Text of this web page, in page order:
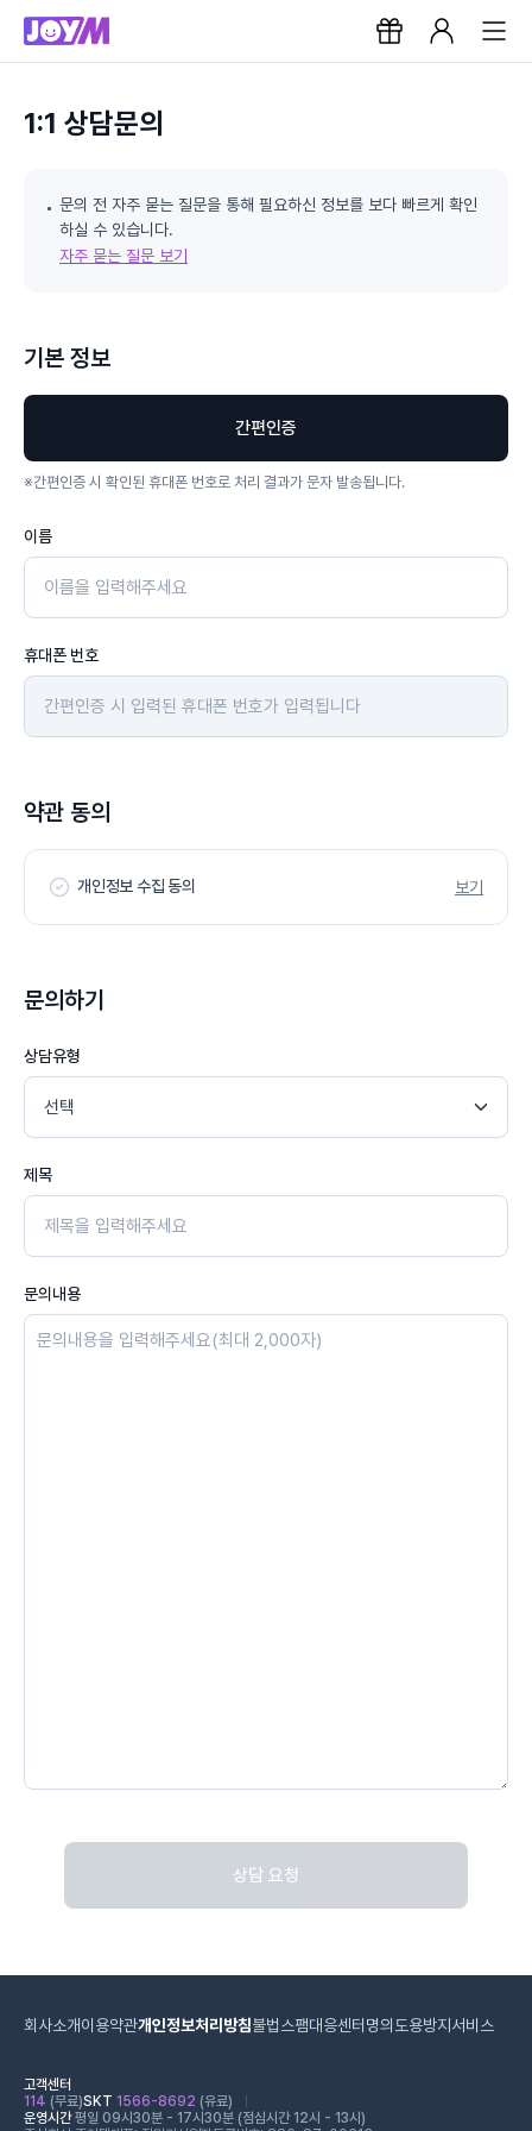
1:1 상담문의
문의 전 자주 묻는 질문을 통해 필요하신 정보를 보다 빠르게 확인
하실 수 있습니다.
자주 묻는 질문 보기
기본 정보
간편인증
※간편인증 시 확인된 휴대폰 번호로 처리 결과가 문자 발송됩니다.
이름
휴대폰 번호
약관 동의
개인정보 수집 동의 보기
문의하기
상담유형
제목
문의내용
상담 요청
회사소개이용약관개인정보처리방침불법스팸대응센터 명의도용방지서비스
고객센터
114 (무료)SKT 1566-8692 (유료)
운영시간평일 09시30분 - 17시30분 (점심시간 12시 - 13시)